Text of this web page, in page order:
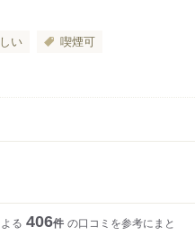
い 喫煙可
る 406件 の口コミを参考にまと